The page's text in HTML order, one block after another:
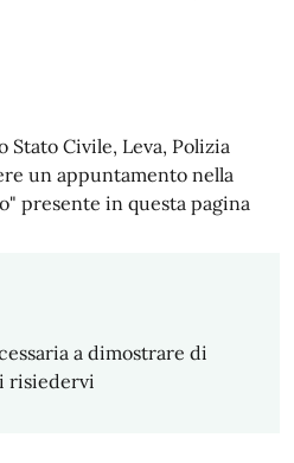
Civile, Leva, Polizia
un appuntamento nella
presente in questa pagina
a dimostrare di
risiedervi